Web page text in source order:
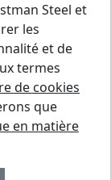
Steel et
les
et de
termes
de cookies
que
en matière